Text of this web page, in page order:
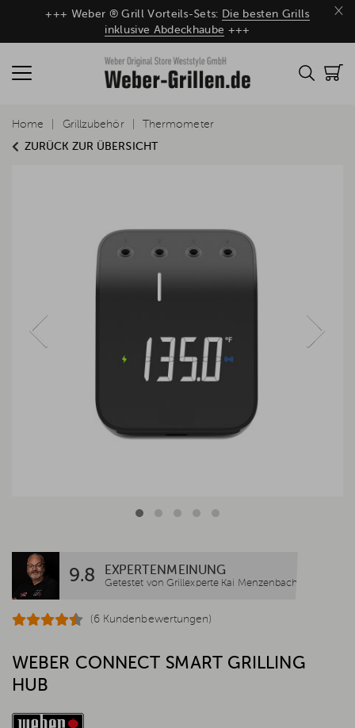
×
+++ Weber ® Grill Vorteils-Sets: Die besten Grills
inklusive Abdeckhaube +++
ZURÜCK ZUR ÜBERSICHT
Home Grillzubehör Thermometer
9.8 EXPERTENMEINUNG
Getestet von Grillexperte Kai Menzenbach
(6 Kundenbewertungen)
WEBER CONNECT SMART GRILLING
HUB